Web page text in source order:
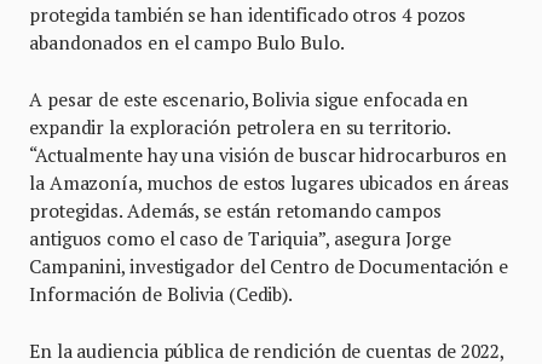
protegida también se han identificado otros 4 pozos
abandonados en el campo Bulo Bulo.
A pesar de este escenario, Bolivia sigue enfocada en
expandir la exploración petrolera en su territorio.
“Actualmente hay una visión de buscar hidrocarburos en
la Amazonía, muchos de estos lugares ubicados en áreas
protegidas. Además, se están retomando campos
antiguos como el caso de Tariquia”, asegura Jorge
Campanini, investigador del Centro de Documentación e
Información de Bolivia (Cedib).
En la audiencia pública de rendición de cuentas de 2022,